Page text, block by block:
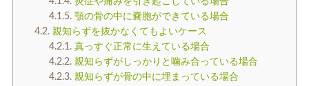
採用情報
医院からのお知らせ
4.1.5.顎の骨の中に嚢胞ができている場合
4.2.親知らずを抜かなくてもよいケース
4.2.1.真っすぐ正常に生えている場合
4.2.2.親知らずがしっかりと噛み合っている場合
4.2.3.親知らずが骨の中に埋まっている場合